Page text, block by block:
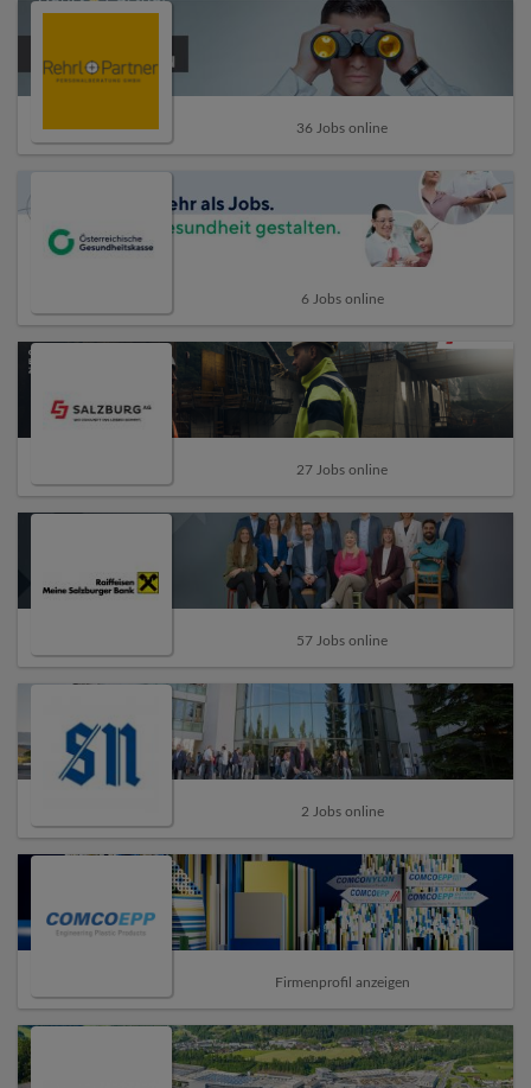
36 Jobs online
6 Jobs online
27 Jobs online
57 Jobs online
2 Jobs online
Firmenprofil anzeigen